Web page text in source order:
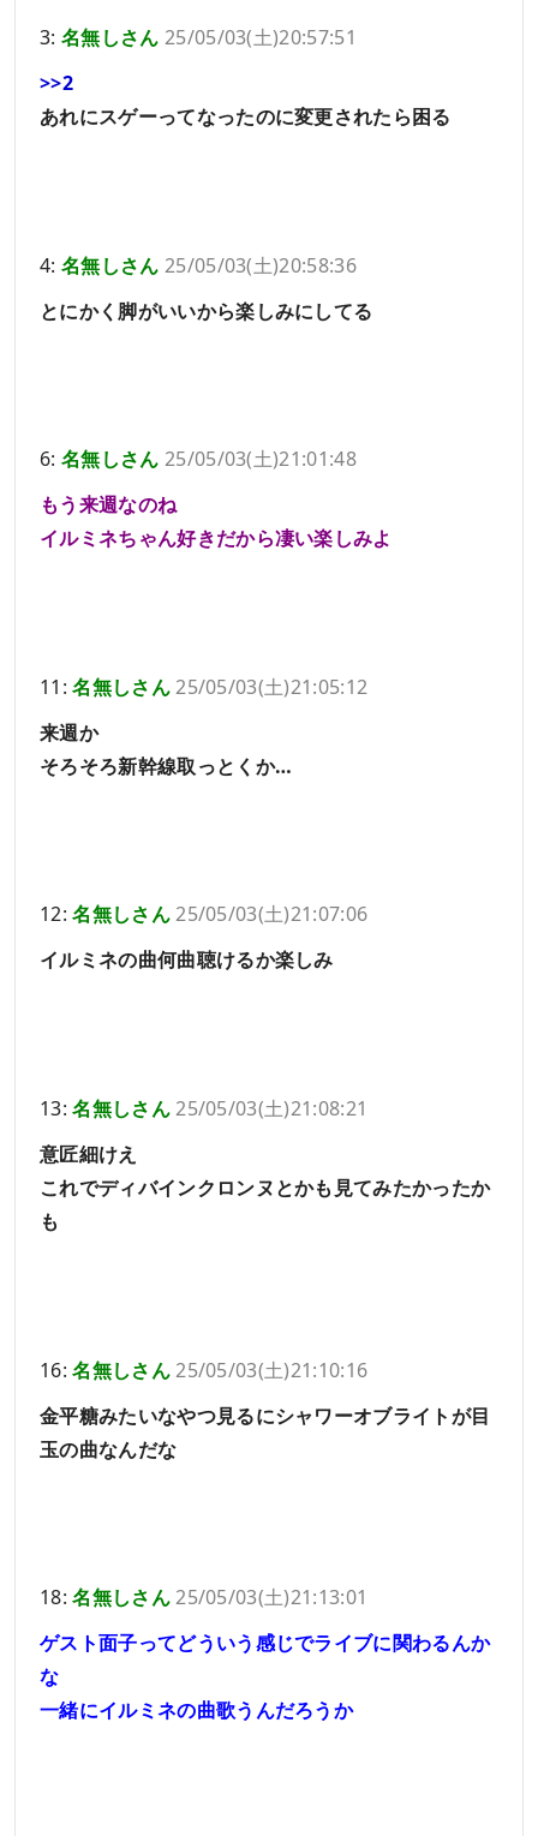
3: 名無しさん 25/05/03(土)20:57:51
>>2
あれにスゲーってなったのに変更されたら困る
4: 名無しさん 25/05/03(土)20:58:36
とにかく脚がいいから楽しみにしてる
6: 名無しさん 25/05/03(土)21:01:48
もう来週なのね
イルミネちゃん好きだから凄い楽しみよ
11:名無しさん25/05/03(土)21:05:12
来週か
そろそろ新幹線取っとくか…
12:名無しさん25/05/03(土)21:07:06
イルミネの曲何曲聴けるか楽しみ
13:名無しさん25/05/03(土)21:08:21
意匠細けえ
これでディバインクロンヌとかも見てみたかったか
も
16:名無しさん25/05/03(土)21:10:16
金平糖みたいなやつ見るにシャワーオブライトが目
玉の曲なんだな
18:名無しさん25/05/03(土)21:13:01
ゲスト面子ってどういう感じでライブに関わるんか
な
一緒にイルミネの曲歌うんだろうか